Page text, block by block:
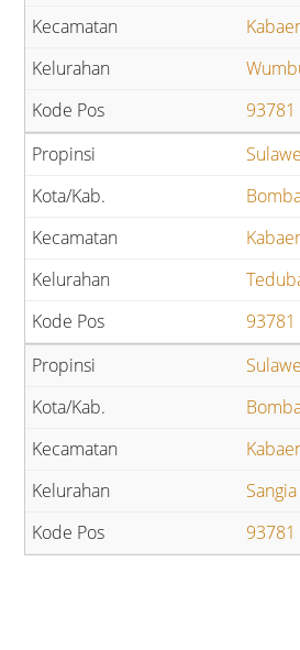
93781
93781
93781